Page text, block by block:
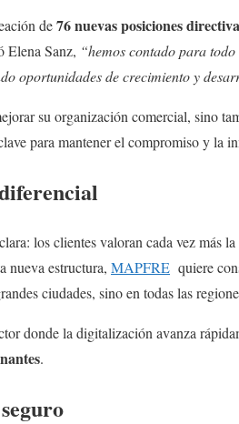
de76 nuevas posiciones
Elena Sanz, “hemos contado para
oportunidades de crecimiento y
su organización comercial, sino
para mantener el compromiso y la
los clientes valoran cada vez más la
nueva estructura, MAPFRE quiere
ciudades, sino en todas las
donde la digitalización avanza
.